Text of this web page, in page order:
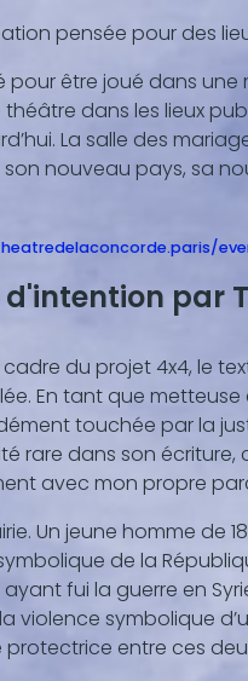
pensée pour des
pour être joué dans une
théâtre dans les lieux
La salle des
nouveau pays, sa
d'intention par
En tant que metteuse
touchée par la
rare dans son
avec mon propre
Un jeune homme de
de la
fui la guerre en
violence symbolique
protectrice entre ces